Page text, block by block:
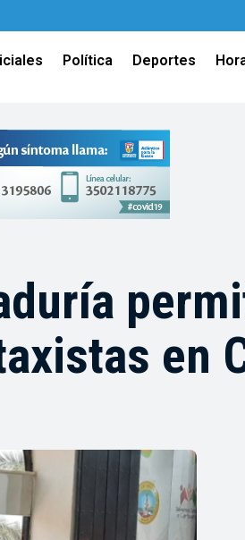
Política Deportes
en